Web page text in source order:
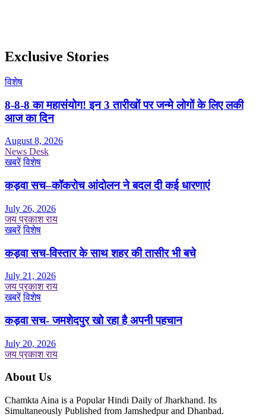
Exclusive Stories
विशेष
8-8-8 का महासंयोग! इन 3 तारीखों पर जन्मे लोगों के लिए लकी
आज का दिन
August 8, 2026
News Desk
खबरें विशेष
कड़वा सच–कॉकरोच आंदोलन ने बदल दी कई धारणाएं
July 26, 2026
जय प्रकाश राय
खबरें विशेष
कड़वा सच-विस्तार के साथ शहर की तासीर भी बचे
July 21, 2026
जय प्रकाश राय
खबरें विशेष
कड़वा सच- जमशेदपुर खो रहा है अपनी पहचान
July 20, 2026
जय प्रकाश राय
About Us
Chamkta Aina is a Popular Hindi Daily of Jharkhand. Its
Simultaneously Published from Jamshedpur and Dhanbad.